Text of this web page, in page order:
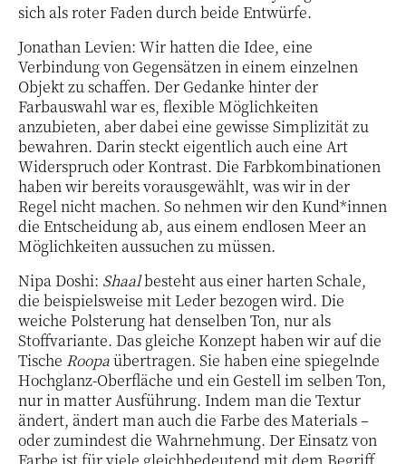
sich als roter Faden durch beide Entwürfe.
Jonathan Levien: Wir hatten die Idee, eine
Verbindung von Gegensätzen in einem einzelnen
Objekt zu schaffen. Der Gedanke hinter der
Farbauswahl war es, flexible Möglichkeiten
anzubieten, aber dabei eine gewisse Simplizität zu
bewahren. Darin steckt eigentlich auch eine Art
Widerspruch oder Kontrast. Die Farbkombinationen
haben wir bereits vorausgewählt, was wir in der
Regel nicht machen. So nehmen wir den Kund*innen
die Entscheidung ab, aus einem endlosen Meer an
Möglichkeiten aussuchen zu müssen.
Nipa Doshi: Shaalbesteht aus einer harten Schale,
die beispielsweise mit Leder bezogen wird. Die
weiche Polsterung hat denselben Ton, nur als
Stoffvariante. Das gleiche Konzept haben wir auf die
Tische Roopaübertragen. Sie haben eine spiegelnde
Hochglanz-Oberfläche und ein Gestell im selben Ton,
nur in matter Ausführung. Indem man die Textur
ändert, ändert man auch die Farbe des Materials –
oder zumindest die Wahrnehmung. Der Einsatz von